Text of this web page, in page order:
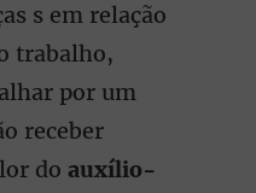
s em relação
trabalho,
por um
receber
do auxílio-